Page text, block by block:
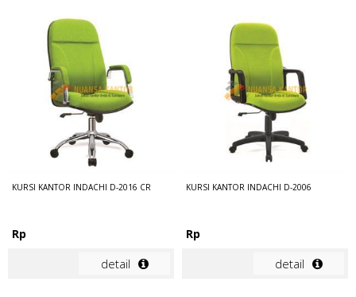
KURSI KANTOR INDACHI D-2016 CR
Rp
detail
KURSI KANTOR INDACHI D-2006
Rp
detail